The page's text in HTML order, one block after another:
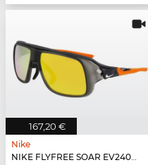
167,20 €
Nike
NIKE FLYFREE SOAR EV24001 - 060